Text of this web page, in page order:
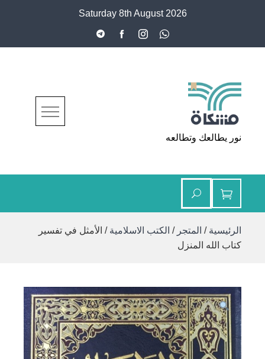
Saturday 8th August 2026
مشكاة
نور يطالعك وتطالعه
الرئيسية / المتجر / الكتب الاسلامية / الأمثل في تفسير
كتاب الله المنزل